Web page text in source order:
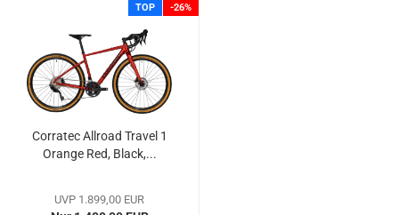
TOP -26%
Corratec Allroad Travel 1
Orange Red, Black,...
UVP 1.899,00 EUR